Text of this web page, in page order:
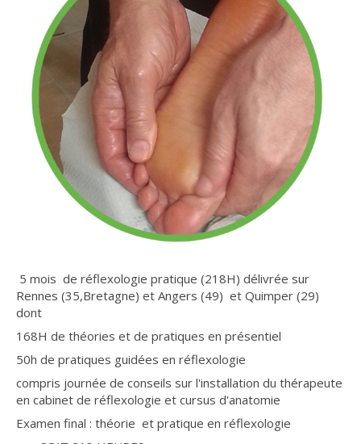
5 mois de réflexologie pratique (218H) délivrée sur
Rennes (35,Bretagne) et Angers (49) et Quimper (29)
dont
168H de théories et de pratiques en présentiel
50h de pratiques guidées en réflexologie
compris journée de conseils sur l'installation du thérapeute
en cabinet de réflexologie et cursus d'anatomie
Examen final : théorie et pratique en réflexologie